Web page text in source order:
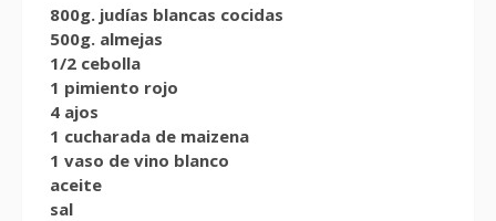
800g. judías blancas cocidas
500g. almejas
1/2 cebolla
1 pimiento rojo
4 ajos
1 cucharada de maizena
1 vaso de vino blanco
aceite
sal